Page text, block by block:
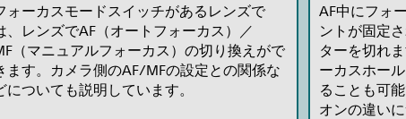
ォーカスモードスイッチがあるレンズで
、レンズでAF（オートフォーカス）／
（マニュアルフォーカス）の切り換えがで
ます。カメラ側のAF/MFの設定との関係な
についても説明しています。
AF中にフォ
ントが固定
ターを切れ
ーカスホー
ることも可
オンの違い